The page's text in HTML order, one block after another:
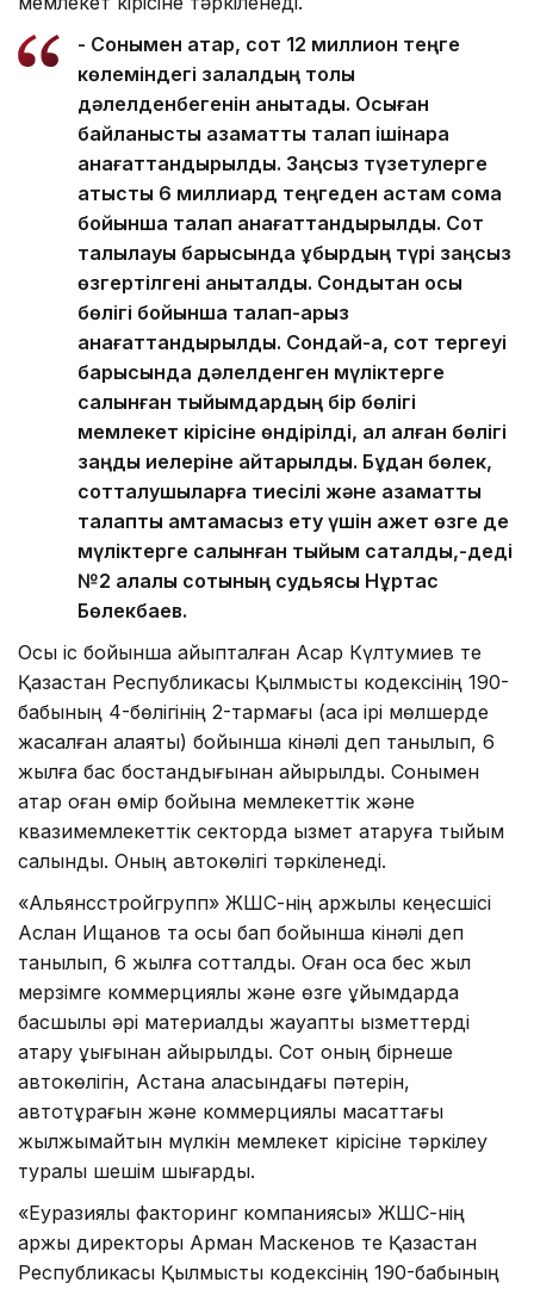
- Сонымен қатар, сот 12 миллион теңге
көлеміндегі залалдың толық
дәлелденбегенін анықтады. Осыған
байланысты азаматтық талап ішінара
қанағаттандырылды. Заңсыз түзетулерге
қатысты 6 миллиард теңгеден астам сома
бойынша талап қанағаттандырылды. Сот
талқылауы барысында құбырдың түрі заңсыз
өзгертілгені анықталды. Сондықтан осы
бөлігі бойынша талап-арыз
қанағаттандырылды. Сондай-ақ, сот тергеуі
барысында дәлелденген мүліктерге
салынған тыйымдардың бір бөлігі
мемлекет кірісіне өндірілді, ал қалған бөлігі
заңды иелеріне қайтарылды. Бұдан бөлек,
сотталушыларға тиесілі және азаматтық
талапты қамтамасыз ету үшін қажет өзге де
мүліктерге салынған тыйым сақталды,-деді
№2 қалалық сотының судьясы Нұртас
Бөлекбаев.
Осы іс бойынша айыпталған Асқар Күлтумиев те
Қазақстан Республикасы Қылмыстық кодексінің 190-
бабының 4-бөлігінің 2-тармағы (аса ірі мөлшерде
жасалған алаяқтық) бойынша кінәлі деп танылып, 6
жылға бас бостандығынан айырылды. Сонымен
қатар оған өмір бойына мемлекеттік және
квазимемлекеттік секторда қызмет атқаруға тыйым
салынды. Оның автокөлігі тәркіленеді.
«Альянсстройгрупп» ЖШС-нің қаржылық кеңесшісі
Аслан Ищанов та осы бап бойынша кінәлі деп
танылып, 6 жылға сотталды. Оған қоса бес жыл
мерзімге коммерциялық және өзге ұйымдарда
басшылық әрі материалдық жауапты қызметтерді
атқару құқығынан айырылды. Сот оның бірнеше
автокөлігін, Астана қаласындағы пәтерін,
автотұрағын және коммерциялық мақсаттағы
жылжымайтын мүлкін мемлекет кірісіне тәркілеу
туралы шешім шығарды.
«Еуразиялық факторинг компаниясы» ЖШС-нің
қаржы директоры Арман Маскенов те Қазақстан
Республикасы Қылмыстық кодексінің 190-бабының